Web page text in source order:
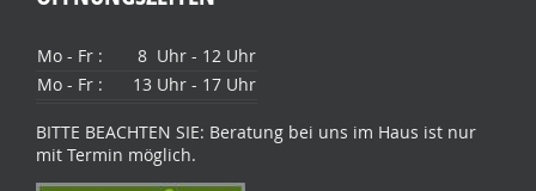
Mo - Fr :
8 Uhr - 12 Uhr
Mo - Fr :
13 Uhr - 17 Uhr
BITTE BEACHTEN SIE: Beratung bei uns im Haus ist nur
mit Termin möglich.